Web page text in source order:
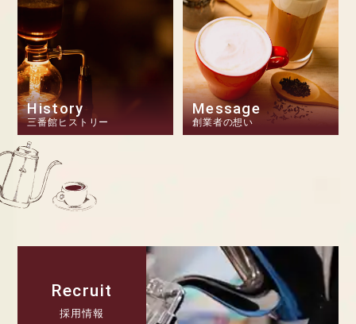
History
三番館ヒストリー
Message
創業者の想い
Recruit
採用情報